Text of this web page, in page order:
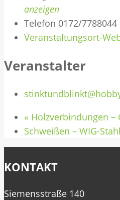
anzeigen
Telefon 0172/7788044
Veranstaltungsort-
Veranstalter
« Holzverbindungen –
Schweißen – WIG-
KONTAKT
Siemensstraße 140